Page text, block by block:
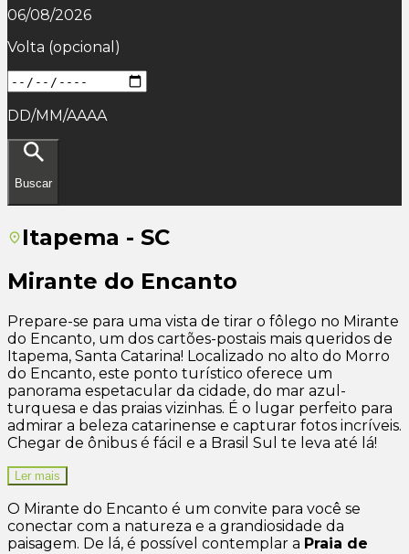
06/08/2026
Volta (opcional)
DD/MM/AAAA
Buscar
Itapema - SC
Mirante do Encanto
Prepare-se para uma vista de tirar o fôlego no Mirante
do Encanto, um dos cartões-postais mais queridos de
Itapema, Santa Catarina! Localizado no alto do Morro
do Encanto, este ponto turístico oferece um
panorama espetacular da cidade, do mar azul-
turquesa e das praias vizinhas. É o lugar perfeito para
admirar a beleza catarinense e capturar fotos incríveis.
Chegar de ônibus é fácil e a Brasil Sul te leva até lá!
Ler mais
O Mirante do Encanto é um convite para você se
conectar com a natureza e a grandiosidade da
paisagem. De lá, é possível contemplar a Praia de